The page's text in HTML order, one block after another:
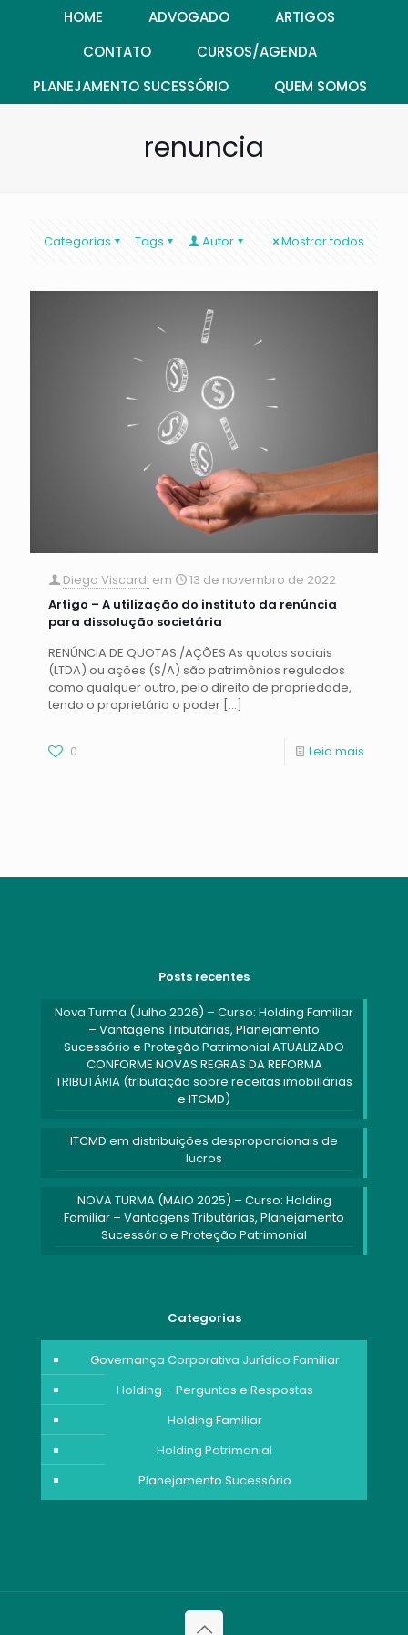
HOME ADVOGADO
ARTIGOS
CONTATO
CURSOS/AGENDA
PLANEJAMENTO SUCESSÓRIO
QUEM SOMOS
renuncia
Categorias Tags Autor Mostrar todos
Diego Viscardi em
13 de novembro de 2022
Artigo – A utilização do instituto da renúncia
para dissolução societária
RENÚNCIA DE QUOTAS /AÇÕES As quotas sociais
(LTDA) ou ações (S/A) são patrimônios regulados
como qualquer outro, pelo direito de propriedade,
tendo o proprietário o poder […]
0 Leia mais
Posts recentes
Nova Turma (Julho 2026) – Curso: Holding Familiar
– Vantagens Tributárias, Planejamento
Sucessório e Proteção Patrimonial ATUALIZADO
CONFORME NOVAS REGRAS DA REFORMA
TRIBUTÁRIA (tributação sobre receitas imobiliárias
e ITCMD)
ITCMD em distribuições desproporcionais de
lucros
NOVA TURMA (MAIO 2025) – Curso: Holding
Familiar – Vantagens Tributárias, Planejamento
Sucessório e Proteção Patrimonial
Categorias
Governança Corporativa Jurídico Familiar
Holding – Perguntas e Respostas
Holding Familiar
Holding Patrimonial
Planejamento Sucessório